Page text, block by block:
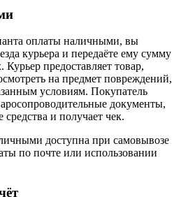
оплаты наличными, вы
курьера и передаёте ему сумму
Курьер предоставляет товар,
на предмет повреждений,
условиям. Покупатель
документы,
и получает чек.
доступна при самовывозе
по почте или использовании